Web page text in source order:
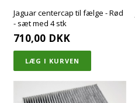
Jaguar centercap til fælge - Rød
- sæt med 4 stk
710,00 DKK